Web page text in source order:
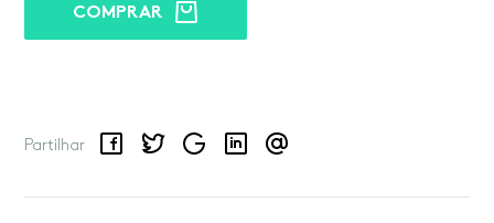
COMPRAR
Partilhar
FacebookTwitterGoogle LinkedInEmail